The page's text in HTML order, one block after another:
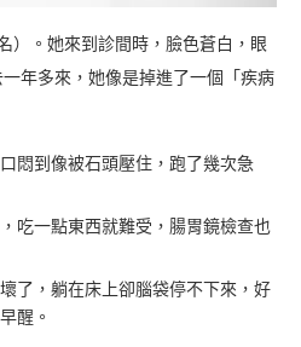
）。她來到診間時，臉色蒼白，眼
年多來，她像是掉進了一個「疾病
悶到像被石頭壓住，跑了幾次急
吃一點東西就難受，腸胃鏡檢查也
了，躺在床上卻腦袋停不下來，好
醒。